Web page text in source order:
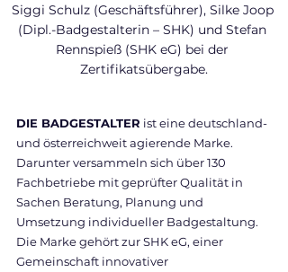
Siggi Schulz (Geschäftsführer), Silke Joop
(Dipl.-Badgestalterin – SHK) und Stefan
Rennspieß (SHK eG) bei der
Zertifikatsübergabe.
DIE BADGESTALTER ist eine deutschland-
und österreichweit agierende Marke.
Darunter versammeln sich über 130
Fachbetriebe mit geprüfter Qualität in
Sachen Beratung, Planung und
Umsetzung individueller Badgestaltung.
Die Marke gehört zur SHK eG, einer
Gemeinschaft innovativer